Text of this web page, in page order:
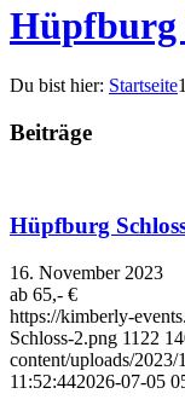
Du bist hier: Startseite1
Beiträge
Hüpfburg
16. November 2023
ab 65,- €
https://kimberly-
Schloss-2.png 1122
content/uploads/
11:52:442026-07-05